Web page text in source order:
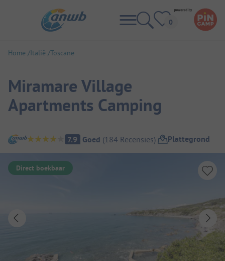
Home Italië Toscane
Miramare Village
Apartments Camping
Camping overzicht
7.9 Goed (184 Recensies) Plattegrond
Direct boekbaar